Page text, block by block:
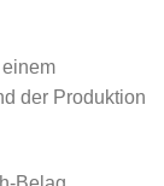
der Produktion